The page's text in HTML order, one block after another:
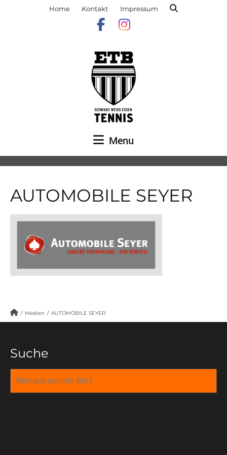
Home Kontakt Impressum
Menu
AUTOMOBILE SEYER
/ Medien / AUTOMOBILE SEYER
Suche